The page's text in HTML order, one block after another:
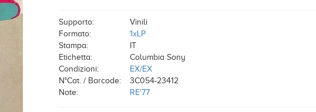
Supporto:
Vinili
Formato:
1xLP
Stampa:
IT
Etichetta:
Columbia Sony
Condizioni:
EX/EX
N°Cat. / Barcode:
3C054-23412
Note:
RE'77